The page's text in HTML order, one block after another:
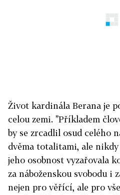
Život kardinála Berana je
celou zemi. "Příkladem
by se zrcadlil osud celého
dvěma totalitami, ale
jeho osobnost vyzařovala
za náboženskou svobodu i
nejen pro věřící, ale pro